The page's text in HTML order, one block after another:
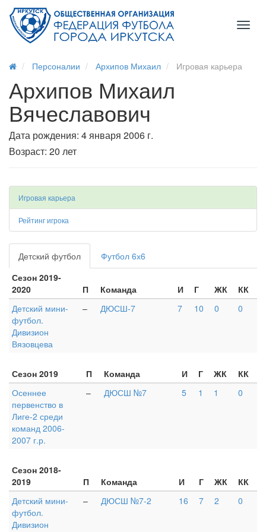
Персоналии Архипов Михаил Игровая карьера
Архипов Михаил
Вячеславович
Дата рождения: 4 января 2006 г.
Возраст: 20 лет
Игровая карьера
Рейтинг игрока
Детский футбол
Футбол 6х6
Сезон 2019-
2020
П Команда И Г ЖК
КК
Детский мини-
футбол.
Дивизион
Вязовцева
– ДЮСШ-7 7 10 0 0
Сезон 2019 П Команда И Г ЖК
КК
Осеннее
первенство в
Лиге-2 среди
команд 2006-
2007 г.р.
– ДЮСШ №7 5 1 1 0
Сезон 2018-
2019
П Команда И Г ЖК
КК
Детский мини-
футбол.
Дивизион
– ДЮСШ №7-2 16 7 2 0